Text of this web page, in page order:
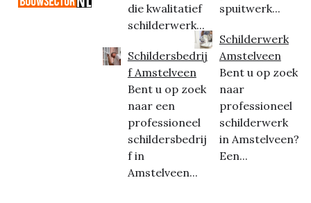
die kwalitatief
schilderwerk...
Schildersbedrij
f Amstelveen
Bent u op zoek
naar een
professioneel
schildersbedrij
f in
Amstelveen...
spuitwerk...
Schilderwerk
Amstelveen
Bent u op zoek
naar
professioneel
schilderwerk
in Amstelveen?
Een...